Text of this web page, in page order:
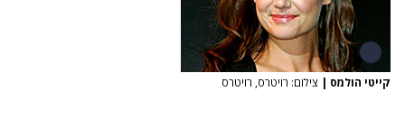
קייטי הולמס | צילום: רויטרס, רויטרס